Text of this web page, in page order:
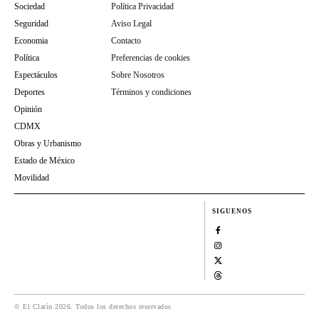
Sociedad
Seguridad
Economia
Política
Espectáculos
Deportes
Opinión
CDMX
Obras y Urbanismo
Estado de México
Movilidad
Política Privacidad
Aviso Legal
Contacto
Preferencias de cookies
Sobre Nosotros
Términos y condiciones
SIGUENOS
© El Clarín 2026. Todos los derechos reservados